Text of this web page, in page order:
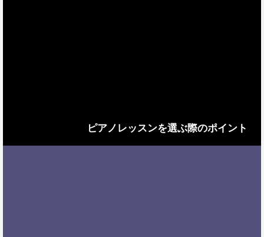
ピアノレッスンを選ぶ際のポイント